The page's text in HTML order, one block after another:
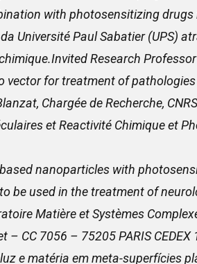
with photosensitizing drugs
Université Paul Sabatier (UPS)
Research
for treatment of pathologies
Chargée de Recherche,
et Reactivité Chimique et
nanoparticles with
be used in the treatment of
Matière et Systèmes
CC 7056 – 75205 PARIS CEDEX
e matéria em meta-superfícies